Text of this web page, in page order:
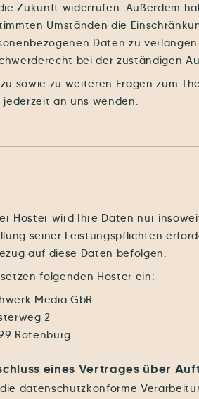
Zukunft widerrufen. Außerdem
Umständen die
Daten zu
bei der zuständigen
sowie zu weiteren Fragen zum
jederzeit an uns wenden.
Hoster wird Ihre Daten nur
seiner Leistungspflichten
auf diese Daten befolgen.
folgenden Hoster ein:
Media GbR
2
Rotenburg
eines Vertrages über
die datenschutzkonforme